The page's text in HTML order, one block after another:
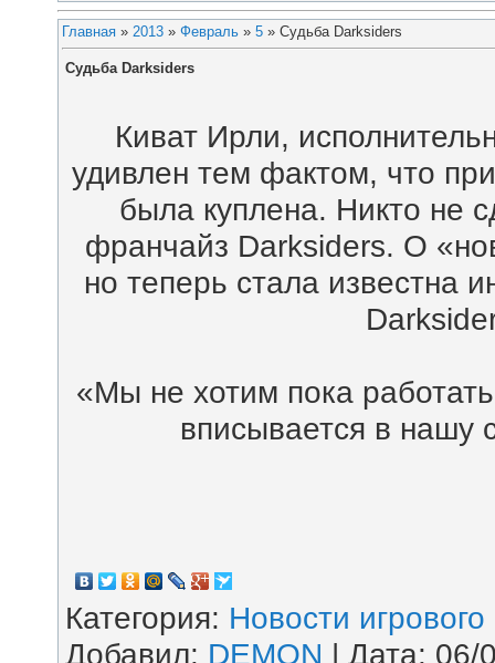
Главная » 2013 » Февраль » 5 » Судьба Darksiders
Судьба Darksiders
Киват Ирли,
удивлен тем фактом, что
была куплена. Никто не
франчайз Darksiders. О
но теперь стала известна
«Мы не хотим пока
вписывается в нашу
Категория: Новости
Добавил: DEMON | Дата: 06/